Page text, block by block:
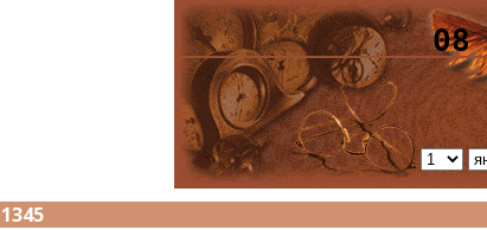
08
1345